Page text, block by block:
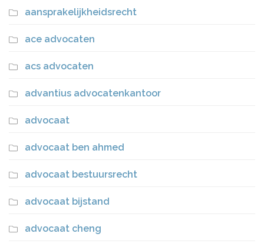
aansprakelijkheidsrecht
ace advocaten
acs advocaten
advantius advocatenkantoor
advocaat
advocaat ben ahmed
advocaat bestuursrecht
advocaat bijstand
advocaat cheng